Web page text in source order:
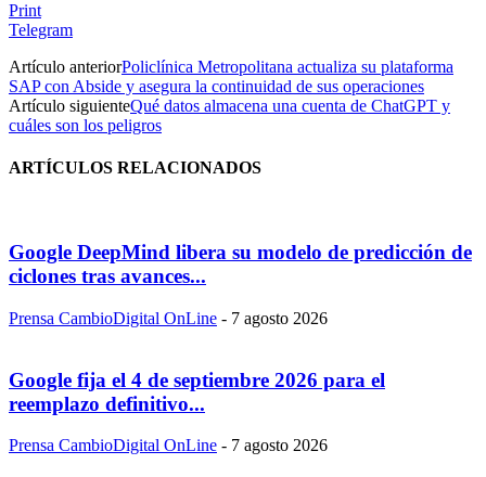
Print
Telegram
Artículo anteriorPoliclínica Metropolitana actualiza su plataforma
SAP con Abside y asegura la continuidad de sus operaciones
Artículo siguienteQué datos almacena una cuenta de ChatGPT y
cuáles son los peligros
ARTÍCULOS RELACIONADOS
Google DeepMind libera su modelo de predicción de
ciclones tras avances...
Prensa CambioDigital OnLine - 7 agosto 2026
Google fija el 4 de septiembre 2026 para el
reemplazo definitivo...
Prensa CambioDigital OnLine - 7 agosto 2026